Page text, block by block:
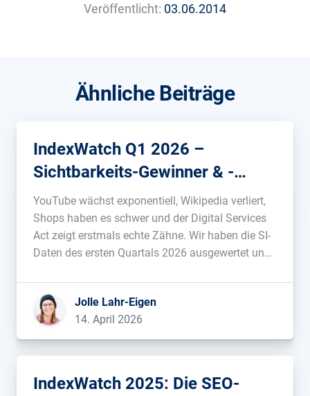
Veröffentlicht: 03.06.2014
Ähnliche Beiträge
IndexWatch Q1 2026 –
Sichtbarkeits-Gewinner & -
Verlierer
YouTube wächst exponentiell, Wikipedia verliert,
Shops haben es schwer und der Digital Services
Act zeigt erstmals echte Zähne. Wir haben die SI-
Daten des ersten Quartals 2026 ausgewertet und
Google-Suche gewonnen und verloren haben und
warum....Jolle Lahr-Eigen
14. April 2026
IndexWatch 2025: Die SEO-